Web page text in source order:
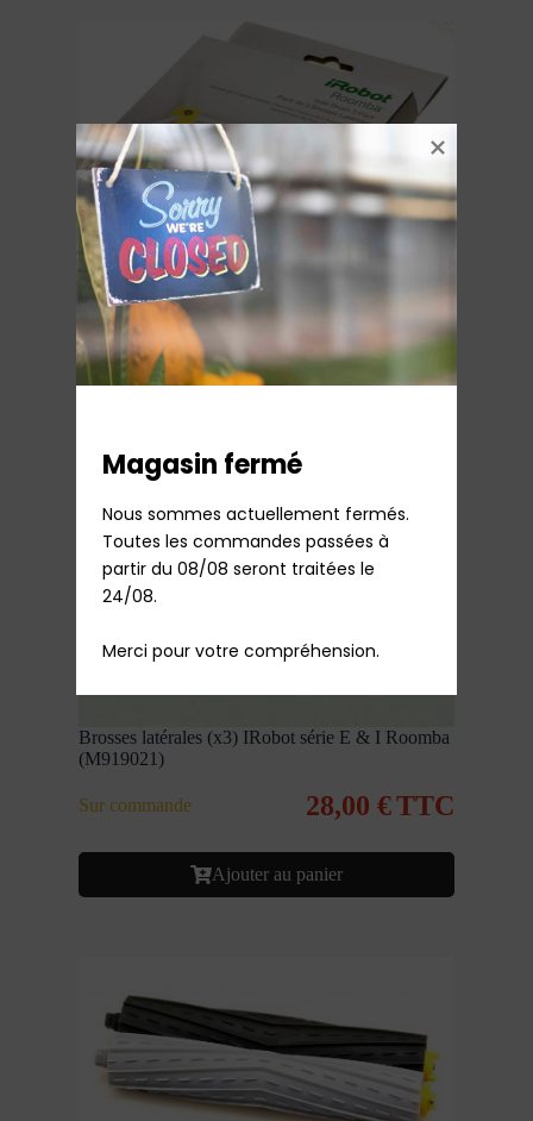
Brosses latérales (x3) ACC801 IRobot série
800/900 Roomba (F455946)
Sur commande 23,00 TTC
Brosses latérales (x3) IRobot série E & I Roomba
(M919021)
Sur commande 28,00 €TTC
Ajouter au panier
Magasin fermé
Nous sommes actuellement fermés.
Toutes les commandes passées à
partir du 08/08 seront traitées le
24/08.
Merci pour votre compréhension.